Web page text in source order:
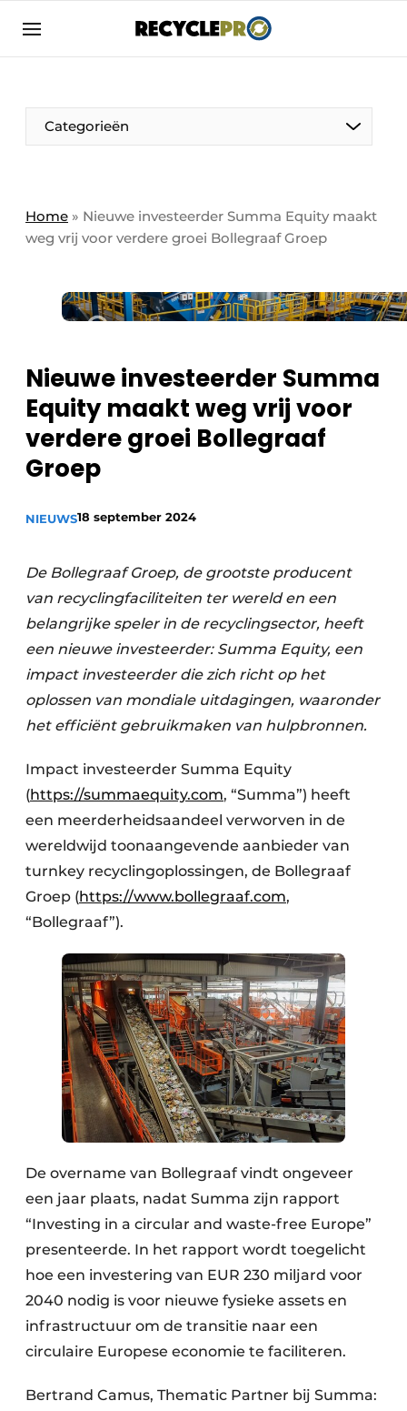
Aanmelden
Bedrijven
Bedrijven
Direct contact
Evenement aanmelden
Nieuwsbrief
Privacy / Cookie statement
RecyclePro | Vakblad over de gehele
recyclingstroom in België
Vacature aanmelden
Vacatures
Video’s
Categorieën
Column VOORUIT
Harde Cijfers
Vrouw in de kijker
Safety First
Detectieapparatuur
Persen
Stofbeheersing
Uitrustingsstukken
Transportbanden
Bedrijfsafval
Bouw & Sloopafval
Elektronisch Afval
Glasrecyclage
Houtafval
Kunststofafval
Medisch afval
Metaalrecyclage
Papierafval
Textielrecyclage
Home » Nieuwe investeerder Summa Equity maakt
weg vrij voor verdere groei Bollegraaf Groep
Nieuwe investeerder Summa
Equity maakt weg vrij voor
verdere groei Bollegraaf
Groep
NIEUWS18 september 2024
De Bollegraaf Groep, de grootste producent
van recyclingfaciliteiten ter wereld en een
belangrijke speler in de recyclingsector, heeft
een nieuwe investeerder: Summa Equity, een
impact investeerder die zich richt op het
oplossen van mondiale uitdagingen, waaronder
het efficiënt gebruikmaken van hulpbronnen.
Impact investeerder Summa Equity
(https://summaequity.com, “Summa”) heeft
een meerderheidsaandeel verworven in de
wereldwijd toonaangevende aanbieder van
turnkey recyclingoplossingen, de Bollegraaf
Groep (https://www.bollegraaf.com,
“Bollegraaf”).
De overname van Bollegraaf vindt ongeveer
een jaar plaats, nadat Summa zijn rapport
“Investing in a circular and waste-free Europe”
presenteerde. In het rapport wordt toegelicht
hoe een investering van EUR 230 miljard voor
2040 nodig is voor nieuwe fysieke assets en
infrastructuur om de transitie naar een
circulaire Europese economie te faciliteren.
Bertrand Camus, Thematic Partner bij Summa: